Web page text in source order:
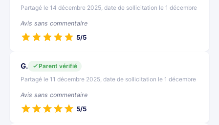
Partagé le 14 décembre 2025, date de sollicitation le 1 décembre
Avis sans commentaire
5/5
G.
Parent vérifié
Partagé le 11 décembre 2025, date de sollicitation le 1 décembre
Avis sans commentaire
5/5